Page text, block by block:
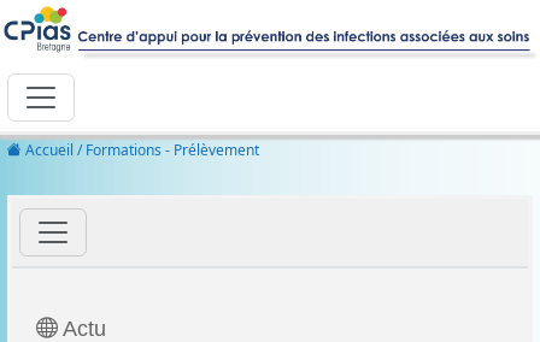
Accueil / Formations - Prélèvement
Actu